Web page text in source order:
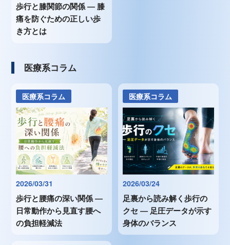
歩行と膝関節の関係 ― 膝
痛を防ぐための正しい歩
き方とは
医療系コラム
医療系コラム
2026/03/31
歩行と腰痛の深い関係 ―
日常動作から見直す腰へ
の負担軽減法
医療系コラム
2026/03/24
足裏から読み解く歩行の
クセ ― 足圧データが示す
身体のバランス